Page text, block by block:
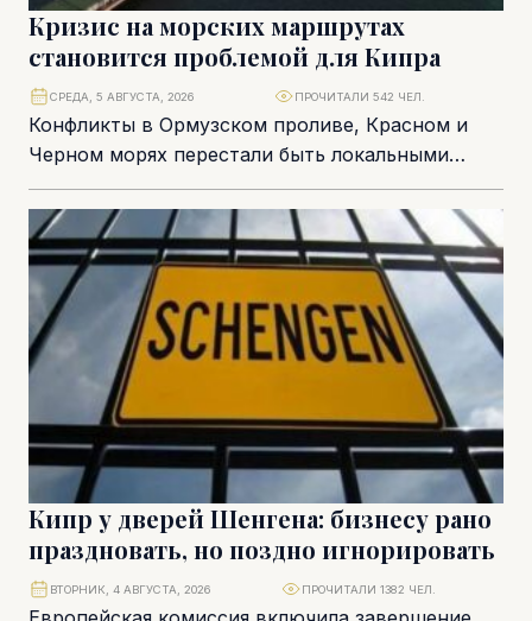
Кризис на морских маршрутах
становится проблемой для Кипра
Конфликты в Ормузском проливе, Красном и
Черном морях перестали быть локальными
рисками. Для судоходного бизнеса они
складываются в единую систему...
СРЕДА, 5 АВГУСТА, 2026 ПРОЧИТАЛИ 542 ЧЕЛ.
Кипр у дверей Шенгена: бизнесу рано
праздновать, но поздно игнорировать
ВТОРНИК, 4 АВГУСТА, 2026 ПРОЧИТАЛИ 1382 ЧЕЛ.